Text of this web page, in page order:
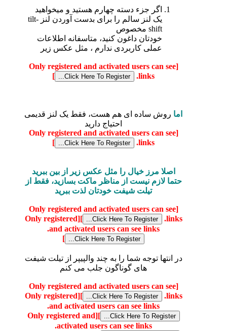
اگر جزء دسته چهارم هستید و میخواهید
یک لنز سالم را برای بدست آوردن لنز tilt-
shift مخصوص
خودتان داغون کنید، متاسفانه اطلاعات
عملی کاربردی ندارم ، مثل عکس زیر
[Only registered and activated users can see
links.
]
اما روش ساده ای هم هست، فقط یک لنز قدیمی
احتیاج دارید
[Only registered and activated users can see
links.
]
اصلا مرز خیال را مثل عکس زیر از بین ببرید
حتما لازم نیست از مناظر ماکت بسازید، فقط از
تیلت شیفت خودتان لذت ببرید
[Only registered and activated users can see
links.
]
[Only registered
and activated users can see links.
]
در انتها توجه شما را به چند والپیپر از تیلت شیفت
های گوناگون جلب می کنم
[Only registered and activated users can see
links.
]
[Only registered
and activated users can see links.
]
[Only registered and
activated users can see links.